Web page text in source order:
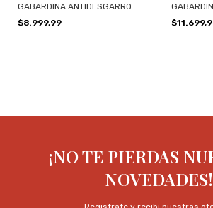
GABARDINA ANTIDESGARRO
$8.999,99
¡NO TE PIERDAS
NOVEDADES!